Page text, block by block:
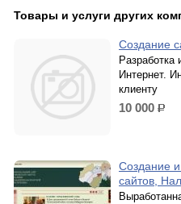
Товары и услуги других
Создание
Интернет.
клиенту
10 000 р.
Создание
сайтов,